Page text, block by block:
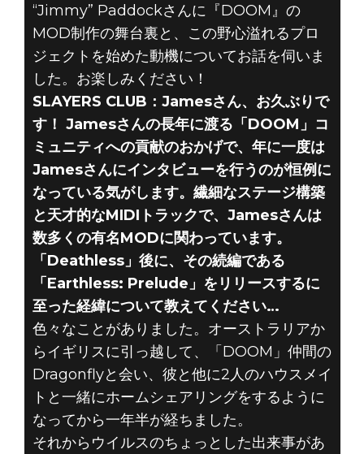
NODS TO MODS
インタビュー：
EARTHLESS:
PRELUDE
“Jimmy” Paddockさんに『DOOM』の
MOD制作の舞台裏と、この野心溢れるプロ
ジェクトを始めた動機についてお話を伺いま
した。お楽しみください！
SLAYERS CLUB：Jamesさん、お久ぶりで
す！ Jamesさんの長年に渡る「DOOM」コ
ミュニティへの貢献のおかげで、年に一度は
Jamesさんにインタビューを行うのが恒例に
なっている気がします。繊細なステージ構築
と天才的なMIDIトラックで、Jamesさんは
数多くの有名MODに関わっています。
「Deathless」後に、その続編である
「Earthless: Prelude」をリリースするに
至った経緯について教えてください…
色々なことがありました。オーストラリアか
らイギリスに引っ越して、「DOOM」仲間の
Dragonflyと会い、彼と他に2人のハウスメイ
トと一緒にホームシェアリングをするように
なってから一年半が経ちました。
それからウイルスのちょっとした出来事があ